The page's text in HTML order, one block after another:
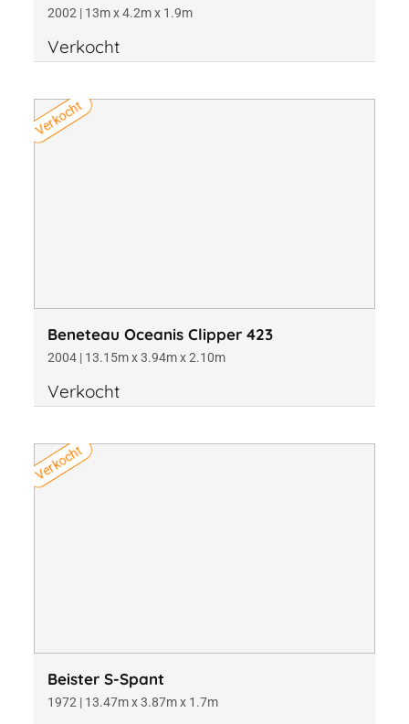
2002 | 13m x 4.2m x 1.9m
Verkocht
Verkocht
Beneteau Oceanis Clipper 423
2004 | 13.15m x 3.94m x 2.10m
Verkocht
Verkocht
Beister S-Spant
1972 | 13.47m x 3.87m x 1.7m